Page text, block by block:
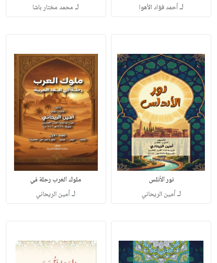
لـأحمد فؤاد الأهوا لـ محمد مختار باشا
نور الأنلس
لـأمين الريحاني
ملوك العرب رحلة في
لـأمين الريحاني